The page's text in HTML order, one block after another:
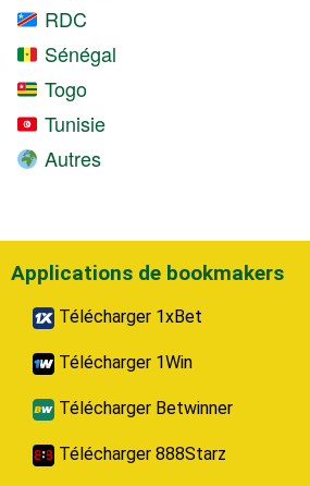
RDC
Sénégal
Togo
Tunisie
Autres
Applications de bookmakers
Télécharger 1xBet
Télécharger 1Win
Télécharger Betwinner
Télécharger 888Starz